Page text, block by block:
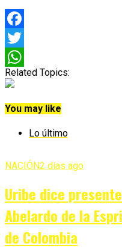
Facebook
Twitter
WhatsApp
Related Topics:
You may like
Lo último
NACIÓN2 días ago
Uribe dice
Abelardo de la
de Colombia